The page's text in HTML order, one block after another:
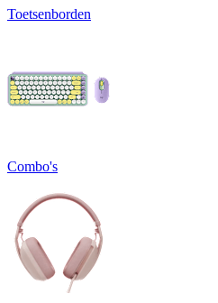
Toetsenborden
Combo's